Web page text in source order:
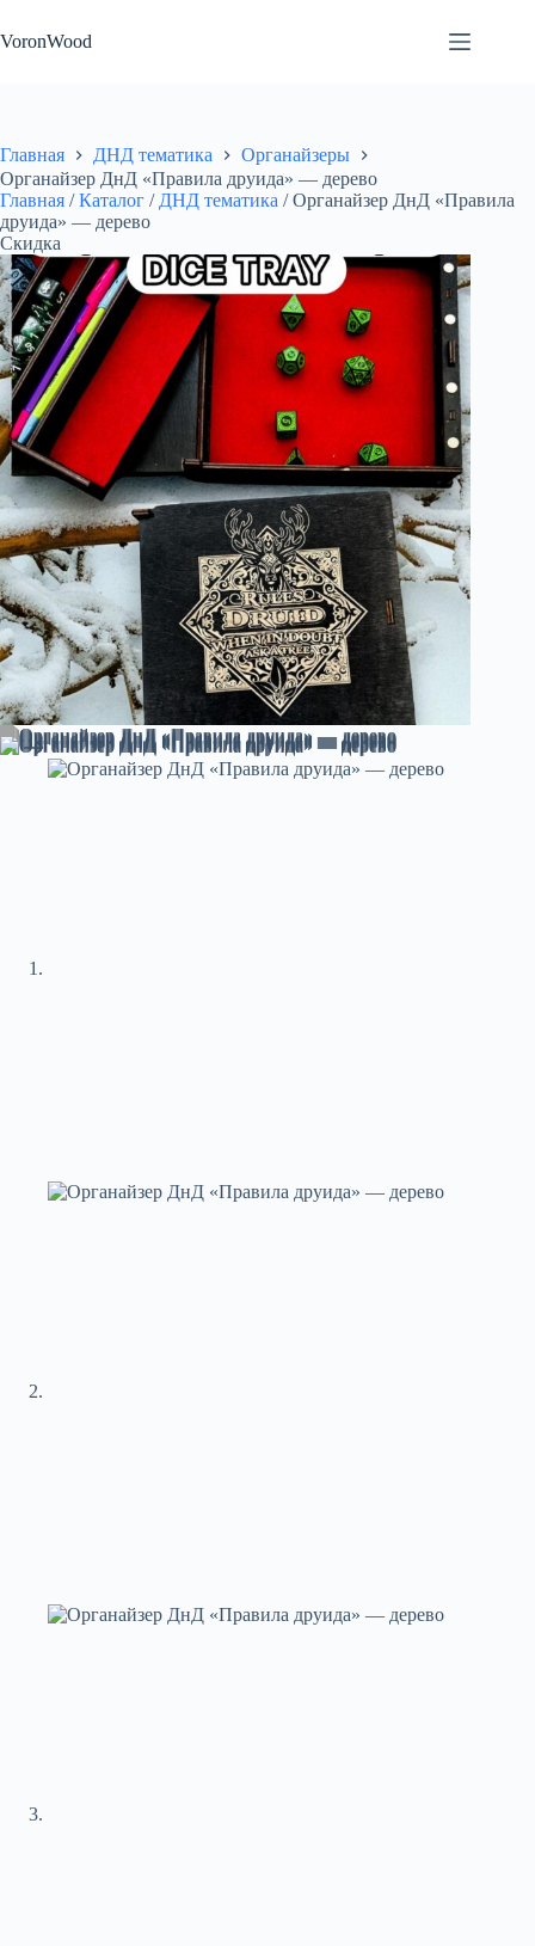
к
сути
VoronWood
Главная ДНД тематика
Органайзеры
Органайзер ДнД «Правила друида» — дерево
Главная / Каталог / ДНД тематика / Органайзер ДнД «Правила
друида» — дерево
Скидка